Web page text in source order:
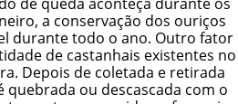
a conservação dos ouriços
durante todo o ano. Outro fator
de castanhais existentes no
Depois de coletada e retirada
quebrada ou descascada com o